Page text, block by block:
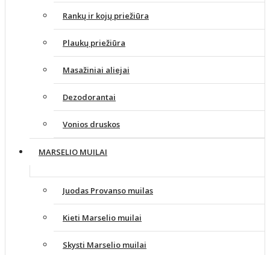
Rankų ir kojų priežiūra
Plaukų priežiūra
Masažiniai aliejai
Dezodorantai
Vonios druskos
MARSELIO MUILAI
Juodas Provanso muilas
Kieti Marselio muilai
Skysti Marselio muilai